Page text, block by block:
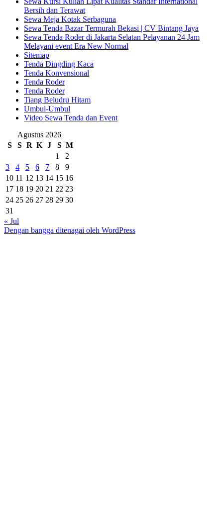
Bersih dan Terawat
Sewa Meja Kotak Serbaguna
Sewa Tenda Bazar Termurah Bekasi | CV Bintang Jaya
Sewa Tenda Roder di Jakarta Selatan Pelayanan 24 Jam
Melayani event Era New Normal
Sitemap
Tenda Dingding Kaca
Tenda Konvensional
Tenda Roder
Tenda Roder
Tiang Beludru Hitam
Umbul-Umbul
Video Sewa Tenda dan Event
Agustus 2026
S
S R K J S M
1
2
3
4 5 6 7 8
9
10 11 12 13 14 15 16
17 18 19 20 21 22 23
24 25 26 27 28 29 30
31
« Jul
Dengan bangga ditenagai oleh WordPress